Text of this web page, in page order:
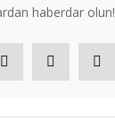
haberdar olun!